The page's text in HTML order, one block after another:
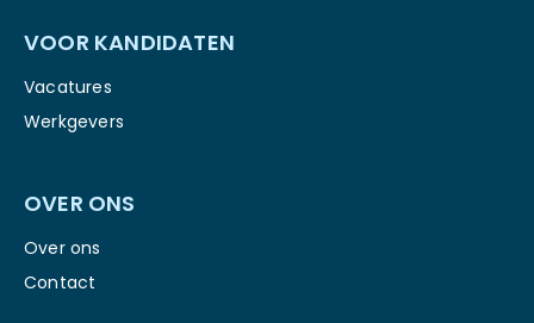
VOOR KANDIDATEN
Vacatures
Werkgevers
OVER ONS
Over ons
Contact